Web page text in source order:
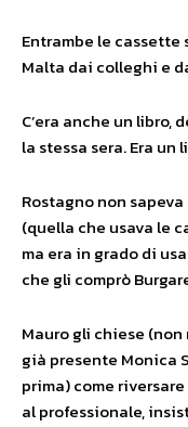
Entrambe le cassette
Malta dai colleghi e
C’era anche un libro,
la stessa sera. Era
Rostagno non
(quella che usava le
ma era in grado di
che gli comprò
Mauro gli chiese
già presente Monica
prima) come
al professionale,